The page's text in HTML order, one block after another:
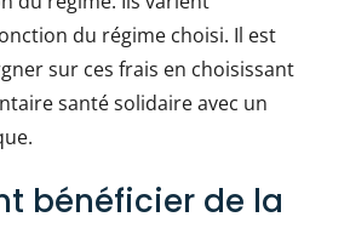
du régime choisi. Il est
sur ces frais en choisissant
santé solidaire avec un
bénéficier de la